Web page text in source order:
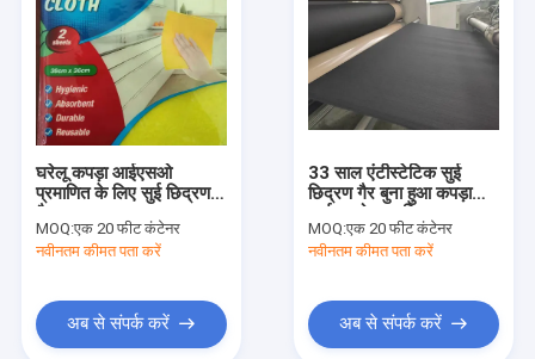
स्पूनलेस नॉनवॉवन फैब्रिक
गैर बुना रोल
सुई छिद्रित गैर बुना कपड़ा
गैर बुना सफाई पोंछे
गैर बुना धुंध स्वाब
घरेलू कपड़ा आईएसओ
प्रमाणित के लिए सुई छिद्रण
MOQ:एक 20 फीट कंटेनर
नवीनतम कीमत पता करें
अब से संपर्क करें
33 साल एंटीस्टेटिक सुई
छिद्रण गैर बुना हुआ कपड़ा
MOQ:एक 20 फीट कंटेनर
नवीनतम कीमत पता करें
अब से संपर्क करें